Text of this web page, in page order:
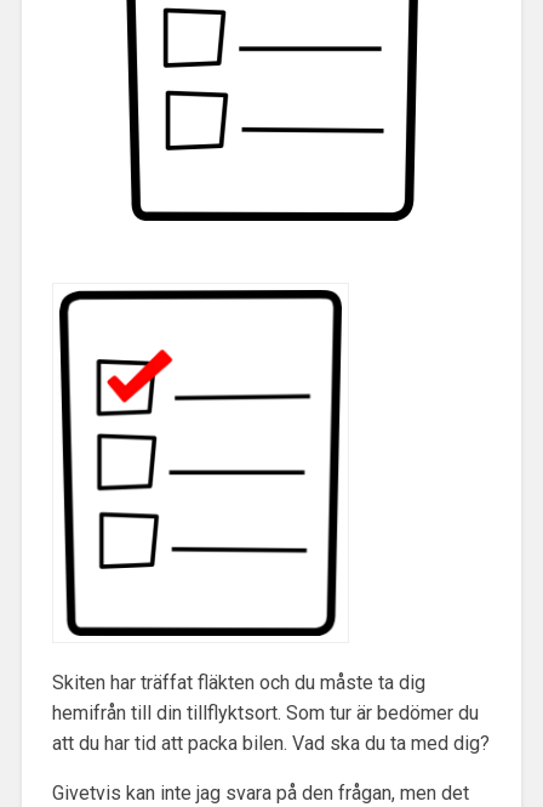
Skiten har träffat fläkten och du måste ta dig
hemifrån till din tillflyktsort. Som tur är bedömer du
att du har tid att packa bilen. Vad ska du ta med dig?
Givetvis kan inte jag svara på den frågan, men det